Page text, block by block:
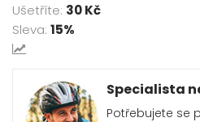
Ušetříte: 30 Kč
Sleva: 15%
Specialista
Potřebujete se